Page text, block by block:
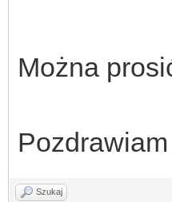
Można
Pozdrawiam
Szukaj